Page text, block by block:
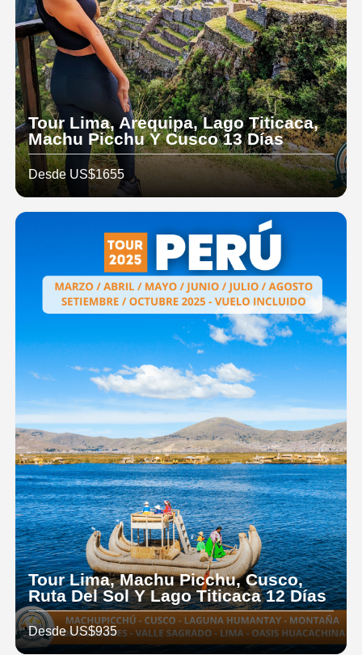
Tour Lima, Arequipa, Lago Titicaca,
Machu Picchu Y Cusco 13 Días
Desde US$1655
Tour Lima, Machu Picchu, Cusco,
Ruta Del Sol Y Lago Titicaca 12 Días
Desde US$935